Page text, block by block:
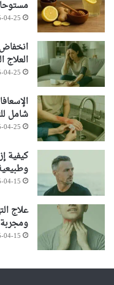
04-25
العلاج
04-25
شامل
04-25
كيفية
04-15
علاج
ومجربة
04-15